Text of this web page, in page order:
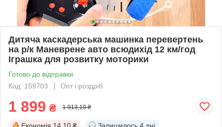
Дитяча каскадерська машинка перевертень
на р/к Маневрене авто всюдихід 12 км/год
Іграшка для розвитку моторики
Готово до відправки
Код: 159703
Опт і роздріб
1 899 ₴ 1 913,10 ₴
Економія 14.10 ₴ Залишилось 4 дні